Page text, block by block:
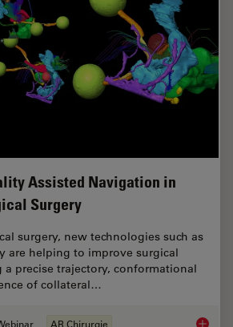
Assisted Navigation in
Surgery
surgery, new technologies such as
are helping to improve surgical
a precise trajectory, conformational
of collateral…
AR Chirurgie